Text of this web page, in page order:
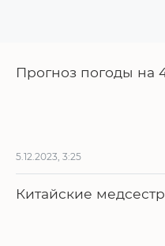
Прогноз погоды на
5.12.2023, 3:25
Китайские